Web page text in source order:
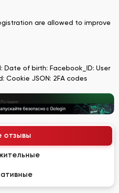
are allowed to improve
Date of birth: Facebook_ID: User
Cookie JSON: 2FA codes
отзывы